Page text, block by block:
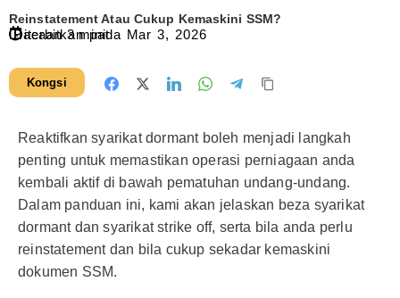
Reinstatement Atau Cukup Kemaskini SSM?
Diterbitkan pada Mar 3, 2026
Bacaan3 minit
Kongsi
Reaktifkan syarikat dormant boleh menjadi langkah
penting untuk memastikan operasi perniagaan anda
kembali aktif di bawah pematuhan undang-undang.
Dalam panduan ini, kami akan jelaskan beza syarikat
dormant dan syarikat strike off, serta bila anda perlu
reinstatement dan bila cukup sekadar kemaskini
dokumen SSM.